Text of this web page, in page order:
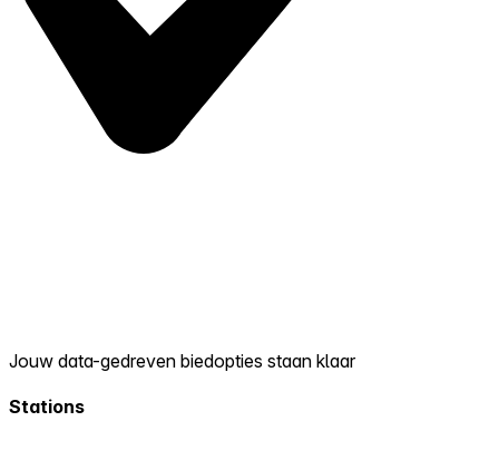
Jouw data-gedreven biedopties staan klaar
Stations